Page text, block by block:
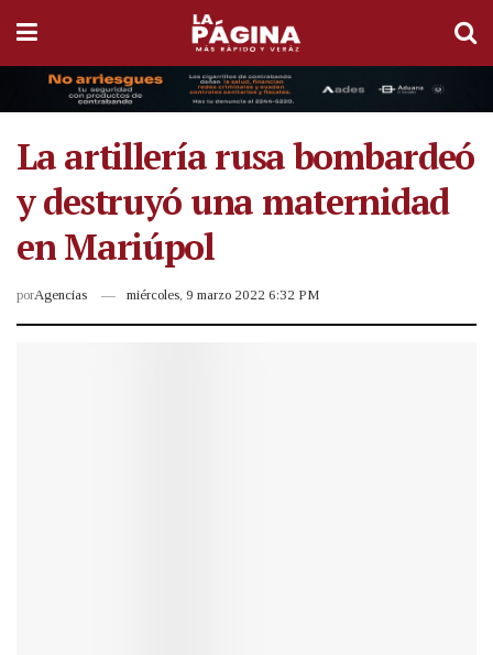
La artillería rusa bombardeó
y destruyó una maternidad
en Mariúpol
porAgencias miércoles, 9 marzo 2022 6:32 PM